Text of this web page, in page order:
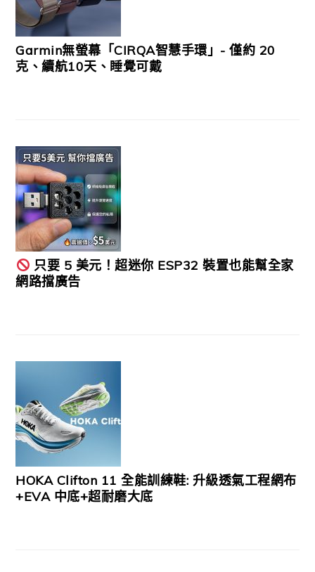
Garmin無螢幕「CIRQA智慧手環」- 僅約 20
克、續航10天、睡覺可戴
只要 5 美元！超迷你 ESP32 裝置也能幫全家
網路擋廣告
HOKA Clifton 11 全能訓練鞋: 升級透氣工程網布
+EVA 中底+超耐磨大底